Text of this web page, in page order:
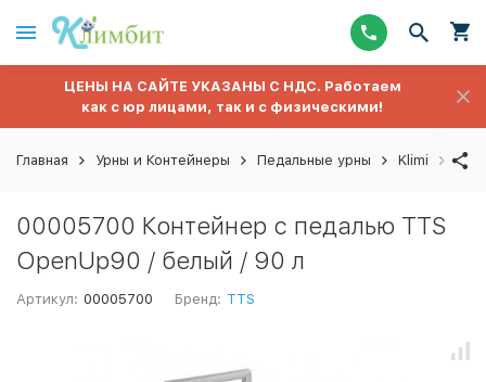
ЦЕНЫ НА САЙТЕ УКАЗАНЫ С НДС. Работаем
как с юр лицами, так и с физическими!
Главная Урны и Контейнеры Педальные урны Klimi
00005700 Контейнер с педалью TTS
OpenUp90 / белый / 90 л
Артикул: 00005700 Бренд: TTS